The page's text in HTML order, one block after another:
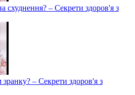
схуднення? – Секрети здоров'я з
– Секрети здоров'я з